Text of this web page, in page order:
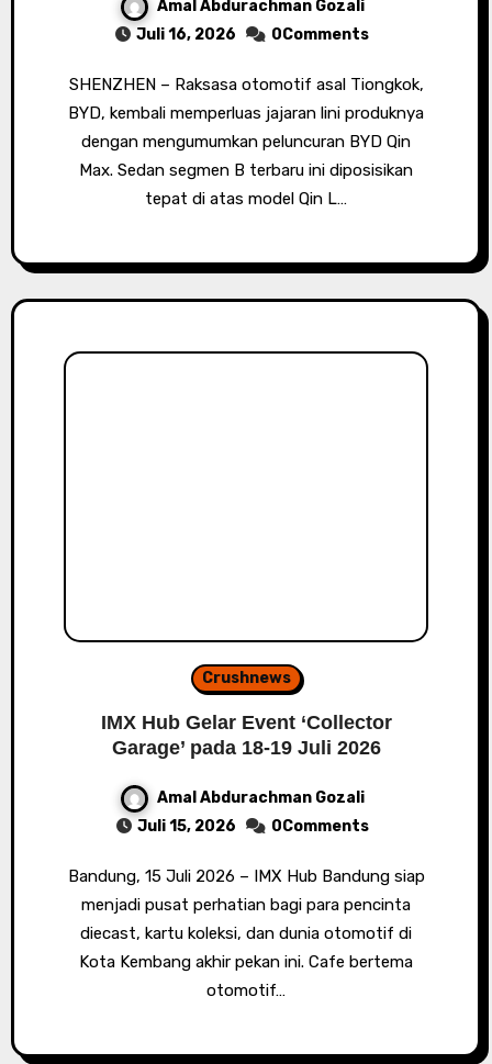
Amal Abdurachman Gozali
Juli 16, 2026
0Comments
SHENZHEN – Raksasa otomotif asal Tiongkok,
BYD, kembali memperluas jajaran lini produknya
dengan mengumumkan peluncuran BYD Qin
Max. Sedan segmen B terbaru ini diposisikan
tepat di atas model Qin L…
Crushnews
IMX Hub Gelar Event ‘Collector
Garage’ pada 18-19 Juli 2026
Amal Abdurachman Gozali
Juli 15, 2026
0Comments
Bandung, 15 Juli 2026 – IMX Hub Bandung siap
menjadi pusat perhatian bagi para pencinta
diecast, kartu koleksi, dan dunia otomotif di
Kota Kembang akhir pekan ini. Cafe bertema
otomotif…